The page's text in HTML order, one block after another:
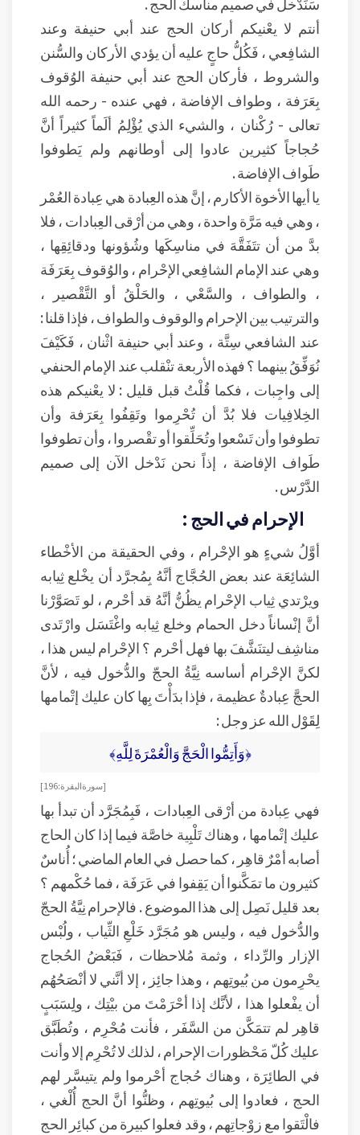
أنتم لا يعْنيكم أركان الحج عند أبي حنيفة وعند
الشافِعي ، فَكُلُّ حاجٍ عليه أن يؤدي الأركان والسُّنن
والشروط ، فأركان الحج عند أبي حنيفة الوُقوف
بِعَرَفة ، وطواف الإفاضة ، فهي عنده - رحمه الله
تعالى - رُكْنان ، والشيء الذي يُؤْلِمُ ألَماً كثيراً أنَّ
حُجاجاً كثيرين عادوا إلى أوطانهم ولم يَطوفوا
طَواف الإفاضة .
يا أيها الأخوة الأكارم ، إنَّ هذه العِبادة هي عِبادة العُمْر
، وهي فيه مَرَّة واحدة ، وهي من أرْقى العِبادات ، فلا
بدَّ من أن تتَفَقَّهَ في مناسِكَها وشُؤونها ودقائِقِها ،
وهي عند الإمام الشافِعي الإحْرام ، والوُقوف بِعَرَفَة
، والطواف ، والسَّعْي ، والحَلْقُ أو التَّقْصير ،
والترتيب بين الإحرام والوقوف والطواف ، فإذا قلنا :
عند الشافعي سِتَّة ، وعند أبي حنيفة اثْنان ، فَكَيْفَ
نُوَفِّقُ بينهما ؟ فهذه الأربعة تنْقلب عند الإمام الحنفي
إلى واجِبات ، فكما قُلْتُ قبل قليل : لا يعْنيكم هذه
الخِلافِيات فلا بُدَّ أن تُحْرِموا وتَقِفُوا بِعَرَفة وأن
تطوفوا وأن تَسْعوا وتُحَلِّقوا أو تقْصروا ، وأن تطوفوا
طَواف الإفاضة ، إذاً نحن نَدْخل الآن إلى صميم
الدَّرْس .
الإحرام في الحج :
أوَّلُ شيءٍ هو الإحْرام ، وفي الحقيقة من الأخْطاء
الشائِعَة عند بعض الحُجَّاج أنَّهُ بِمُجرَّد أن يخْلع ثِيابه
ويرْتدي ثِياب الإحْرام يظُنُّ أنَّهُ قد أحْرم ، لو تَصَوَّرْنا
أنَّ إنْساناً دخل الحمام وخلع ثِيابه واغْتَسَل وارْتَدى
مناشِف ليتنَشَّفَ بها فهل أحْرم ؟ الإحْرام ليس هذا ،
لكنَّ الإحْرام أساسه نِيَّةُ الحجّ والدُّخول فيه ، لأنَّ
الحجَّ عِبادةٌ عظيمة ، فإذا بدَأْتَ بِها كان عليك إتْمامها
لِقَوْل الله عز وجل :
﴿وَأَتِمُّوا الْحَجَّ وَالْعُمْرَةَ لِلَّهِ﴾
[ سورة البقرة : 196]
فهي عِبادة من أرْقى العِبادات ، فَبِمُجَرَّد أن تبدأ بها
عليك إتْمامها ، وهناك تَلْبِية خاصَّة فيما إذا كان الحاج
أصابه أمْرٌ قاهِر ، كما حصل في العام الماضي ؛ أُناسٌ
كثيرون ما تمَكَّنوا أن يَقِفوا في عَرَفَة ، فما حُكْمهم ؟‌
بعد قليل نَصِل إلى هذا الموضوع . فالإحرام نِيَّةُ الحجّ
والدُّخول فيه ، وليس هو مُجَرَّد خَلْعِ الثِّياب ، ولُبْس
الإزار والرِّداء ، وثمة مُلاحظات ، فَبَعْضُ الحُجاج
يحْرِمون من بُيوتِهم ، وهذا جائِز ، إلا أنَّني لا أنْصَحُهُم
أن يفْعلوا هذا ، لأنَّك إذا أحْرَمْتَ من بيْتِك ، ولِسَبَبٍ
قاهِر لم تتمَكَّن من السَّفَر ، فأنت مُحْرِم ، وتُطَبَّق
عليك كُلّ مَحْظورات الإحرام ، لذلك لا تُحْرِم إلا وأنت
في الطائِرَة ، وهناك حُجاج أحْرموا ولم يتيسَّر لهم
الحج ، فعادوا إلى بُيوتِهم ، وظنُّوا أنَّ الحج أُلْغي ،
فالْتَقوا مع زوْجاتِهم ، وقد فعلوا كبيرة من كبائِر الحج